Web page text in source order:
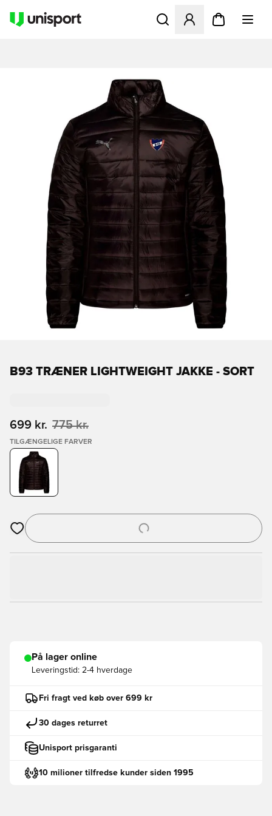
Åbner en Modal til at
B93 TRÆNER LIGHTWEIGHT JAKKE - SORT
699 kr. 775 kr.
TILGÆNGELIGE FARVER
Åbner en Modal til at logge ind eller tilmelde dig som medlem
På lager online
Leveringstid: 2-4 hverdage
Fri fragt ved køb over 699 kr
30 dages returret
Unisport prisgaranti
10 milioner tilfredse kunder siden 1995